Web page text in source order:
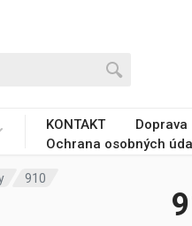
KONTAKT Doprava
Ochrana osobných
910